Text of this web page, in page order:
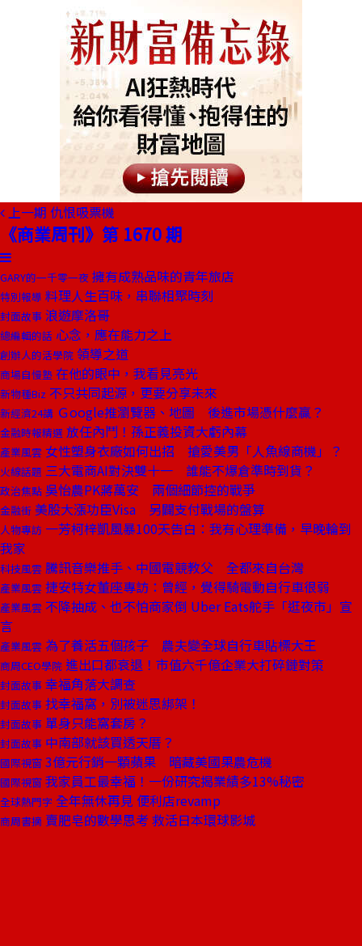
上一期 仇恨吸票機
《商業周刊》第 1670 期
GARY的一千零一夜 擁有成熟品味的青年旅店
特別報導 料理人生百味，串聯相聚時刻
封面故事 浪遊摩洛哥
總編輯的話 心念，應在能力之上
創辦人的活學院 領導之道
商場自慢塾 在他的眼中，我看見亮光
新物種Biz 不只共同起源，更要分享未來
新經濟24講 Ｇoogle推瀏覽器、地圖 後進市場憑什麼贏？
金融時報精選 放任內鬥！孫正義投資大虧內幕
產業風雲 女性塑身衣廠如何出招 搶愛美男「人魚線商機」？
火線話題 三大電商AI對決雙十一 誰能不爆倉準時到貨？
政治焦點 吳怡農PK蔣萬安 兩個細節控的戰爭
金融街 美股大漲功臣Visa 另闢支付戰場的盤算
人物專訪 一芳柯梓凱風暴100天告白：我有心理準備，早晚輪到
我家
科技風雲 騰訊音樂推手、中國電競教父 全都來自台灣
產業風雲 捷安特女董座專訪：曾經，覺得騎電動自行車很弱
產業風雲 不降抽成、也不怕商家倒 Uber Eats舵手「逛夜市」宣
言
產業風雲 為了養活五個孩子 農夫變全球自行車貼標大王
商周CEO學院 進出口都衰退！市值六千億企業大打碎鏈對策
封面故事 幸福角落大調查
封面故事 找幸福窩，別被迷思綁架！
封面故事 單身只能窩套房？
封面故事 中南部就該買透天厝？
國際視窗 3億元行銷一顆蘋果 暗藏美國果農危機
國際視窗 我家員工最幸福！一份研究揭業績多13%秘密
全球熱門字 全年無休再見 便利店revamp
商周書摘 賣肥皂的數學思考 救活日本環球影城